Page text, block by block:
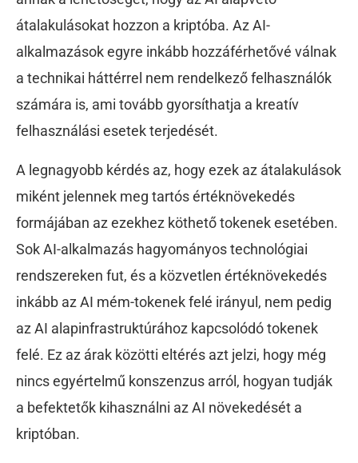
átalakulásokat hozzon a kriptóba. Az AI-
alkalmazások egyre inkább hozzáférhetővé válnak
a technikai háttérrel nem rendelkező felhasználók
számára is, ami tovább gyorsíthatja a kreatív
felhasználási esetek terjedését.
A legnagyobb kérdés az, hogy ezek az átalakulások
miként jelennek meg tartós értéknövekedés
formájában az ezekhez köthető tokenek esetében.
Sok AI-alkalmazás hagyományos technológiai
rendszereken fut, és a közvetlen értéknövekedés
inkább az AI mém-tokenek felé irányul, nem pedig
az AI alapinfrastruktúrához kapcsolódó tokenek
felé. Ez az árak közötti eltérés azt jelzi, hogy még
nincs egyértelmű konszenzus arról, hogyan tudják
a befektetők kihasználni az AI növekedését a
kriptóban.